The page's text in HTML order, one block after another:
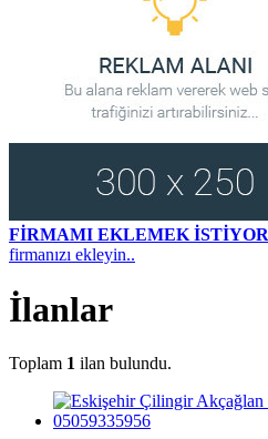
FİRMAMI EKLEMEK
firmanızı ekleyin..
İlanlar
Toplam 1 ilan bulundu.